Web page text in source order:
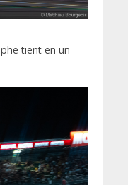
tient en un